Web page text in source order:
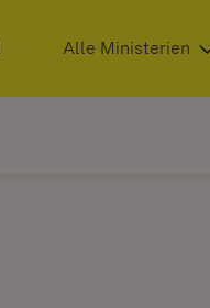
(Öffnet in neuem Fenster)
Alle Ministerien